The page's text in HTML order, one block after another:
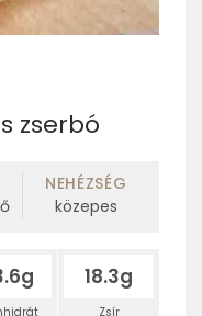
zserbó
NEHÉZSÉG
közepes
18.3g
Zsír